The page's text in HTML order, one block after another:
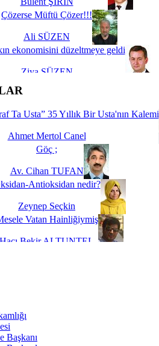
Çözerse Müftü Çözer!!!
Ali SÜZEN
ekonomisini düzeltmeye geldi
Ziya SÜZEN
İşte Biz buyuz...
Ta Usta” 35 Yıllık Bir Usta'nın Kalemi
Ahmet Mertol Canel
Göç ;
Av. Cihan TUFAN
Antioksidan nedir?
Zeynep Seçkin
Vatan Hainliğiymiş
Hacı Bekir ALTUNTEL
Kısa Bir Süre De Olsa Burdayız
Savaş ŞENEL
Adaleti Kalmadı Üstadım!
Başkanı